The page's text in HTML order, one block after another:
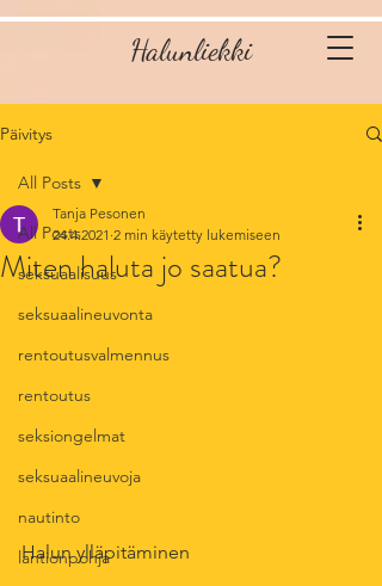
Halunliekki
Päivitys
All Posts
seksuaalisuus
seksuaalineuvonta
rentoutusvalmennus
rentoutus
seksiongelmat
seksuaalineuvoja
nautinto
lantionpohja
All Posts
Miten haluta jo saatua?
Tanja Pesonen
24.4.2021 2 min käytetty lukemiseen
Halun ylläpitäminen